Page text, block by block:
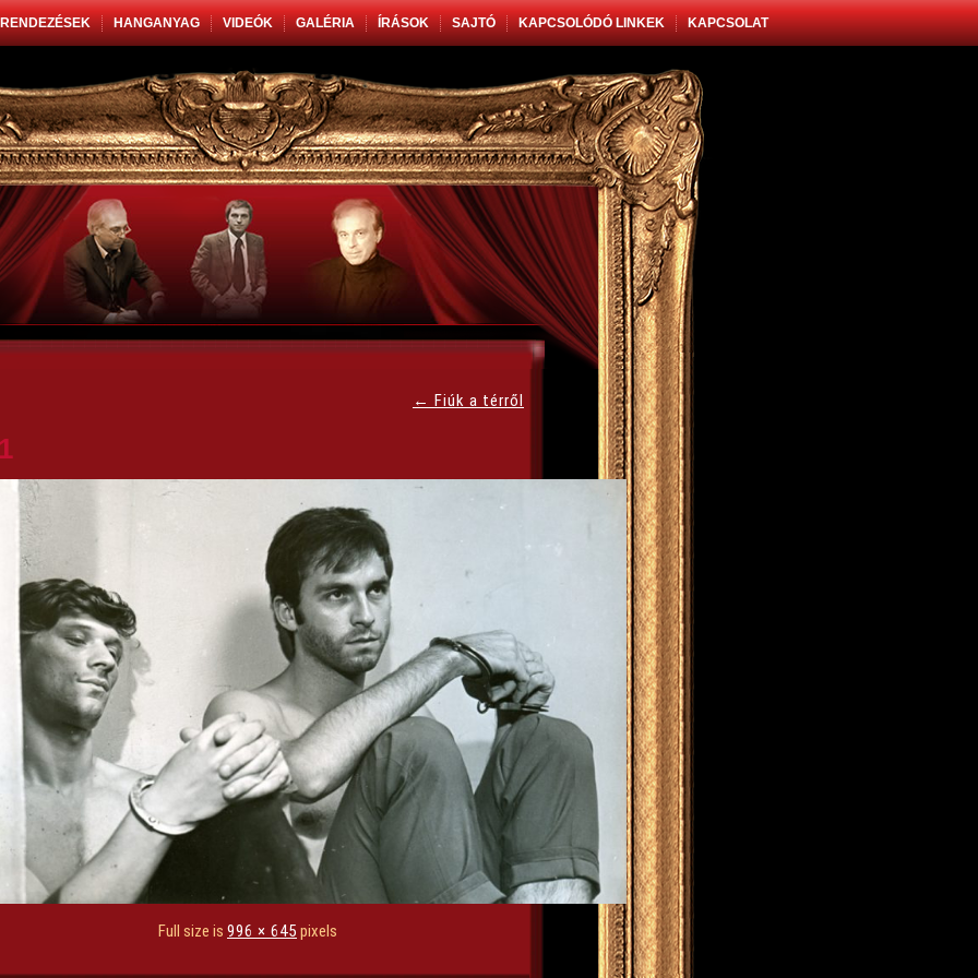
RENDEZÉSEK HANGANYAG VIDEÓK GALÉRIA ÍRÁSOK SAJTÓ KAPCSOLÓDÓ LINKEK KAPCSOLAT
← Fiúk a térről
Full size is 996 × 645 pixels